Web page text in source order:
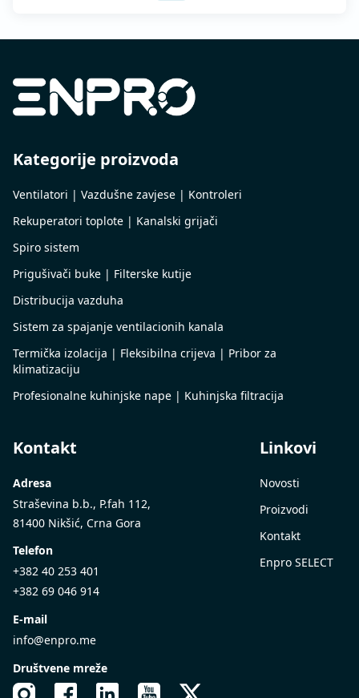
Kategorije proizvoda
Ventilatori | Vazdušne zavjese | Kontroleri
Rekuperatori toplote | Kanalski grijači
Spiro sistem
Prigušivači buke | Filterske kutije
Distribucija vazduha
Sistem za spajanje ventilacionih kanala
Termička izolacija | Fleksibilna crijeva | Pribor za
klimatizaciju
Profesionalne kuhinjske nape | Kuhinjska filtracija
Kontakt
Adresa
Straševina b.b., P.fah 112,
81400 Nikšić, Crna Gora
Telefon
+382 40 253 401
+382 69 046 914
E-mail
info@enpro.me
Društvene mreže
Linkovi
Novosti
Proizvodi
Kontakt
Enpro SELECT